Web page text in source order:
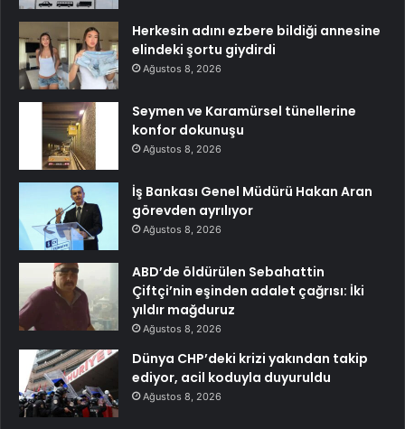
Herkesin adını ezbere bildiği annesine
elindeki şortu giydirdi
Ağustos 8, 2026
Seymen ve Karamürsel tünellerine
konfor dokunuşu
Ağustos 8, 2026
İş Bankası Genel Müdürü Hakan Aran
görevden ayrılıyor
Ağustos 8, 2026
ABD’de öldürülen Sebahattin
Çiftçi’nin eşinden adalet çağrısı: İki
yıldır mağduruz
Ağustos 8, 2026
Dünya CHP’deki krizi yakından takip
ediyor, acil koduyla duyuruldu
Ağustos 8, 2026